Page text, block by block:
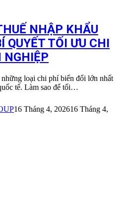
NHẬP KHẨU
QUYẾT TỐI ƯU CHI
NGHIỆP
loại chi phí biến đổi lớn nhất
tế. Làm sao để tối…
16 Tháng 4, 202616 Tháng 4,